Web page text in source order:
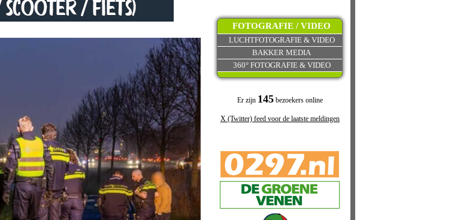
FOTOGRAFIE / VIDEO
LUCHTFOTOGRAFIE & VIDEO
BAKKER MEDIA
360° FOTOGRAFIE & VIDEO
Er zijn 145bezoekers online
X (Twitter) feed voor de laatste meldingen